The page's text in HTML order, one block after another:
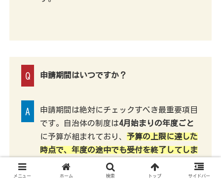
Q 申請期間はいつですか？
A
申請期間は絶対にチェックすべき最重要項目
です。自治体の制度は4月始まりの年度ごと
に予算が組まれており、 予算の上限に達した
時点で、年度の途中でも受付を終了してしま
います。民間団体の助成も募集期間が限られ
ています[5]。思い立ったが吉日、すぐに最
メニュー ホーム 検索 トップ サイドバー